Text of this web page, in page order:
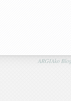
ARGIAko